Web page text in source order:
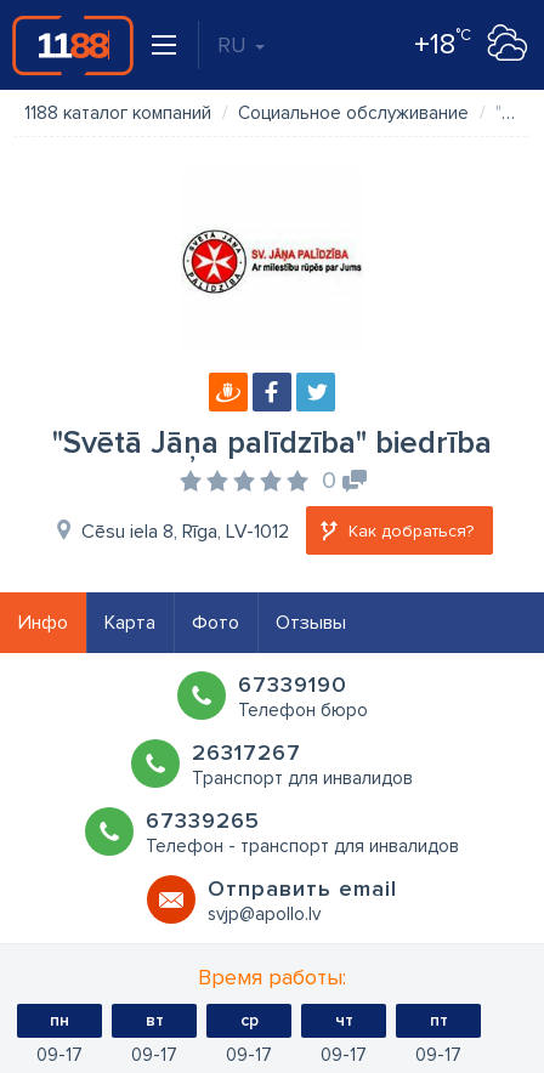
RU +18°C
1188 каталог компаний Социальное обслуживание "Svētā Jāņa palīdzība" biedrība
"Svētā Jāņa palīdzība" biedrība
0
Cēsu iela 8, Rīga, LV-1012 Как добраться?
Инфо Карта Фото Отзывы
67339190
Телефон бюро
26317267
Транспорт для инвалидов
67339265
Телефон - транспорт для инвалидов
Oтправить email
svjp@apollo.lv
Время работы:
пн
09 17
вт
09 17
ср
09 17
чт
09 17
пт
09 17